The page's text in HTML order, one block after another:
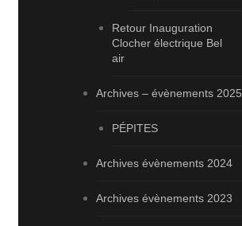
Retour Inauguration
Clocher électrique Bel
air
Archives – évènements 2025
PÉPITES
Archives évènements 2024
Archives évènements 2023